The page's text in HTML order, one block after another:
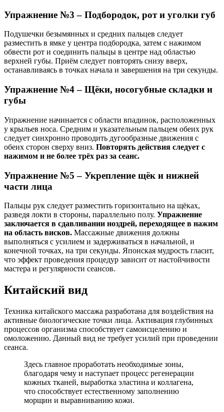
Упражнение №3 – Подбородок, рот и уголки губ
Подушечки безымянных и средних пальцев следует
разместить в ямке у центра подбородка, затем с нажимом
обвести рот и соединить пальцы в центре над областью
верхней губы. Приём следует повторять снизу вверх,
останавливаясь в точках начала и завершения на три секунды.
Упражнение №4 – Щёки, носогубные складки и
губы
Упражнение начинается с области впадинок, расположенных
у крыльев носа. Средним и указательным пальцем обеих рук
следует синхронно проводить дугообразные движения с
обеих сторон сверху вниз. Повторять действия следует с
нажимом и не более трёх раз за сеанс.
Упражнение №5 – Укрепление щёк и нижней
части лица
Пальцы рук следует разместить горизонтально на щёках,
разведя локти в стороны, параллельно полу. Упражнение
заключается в сдавливании ноздрей, переходящее в нажим
на область висков. Массажные движения должны
выполняться с усилием и задерживаться в начальной, и
конечной точках, на три секунды. Японская мудрость гласит,
что эффект проведения процедур зависит от настойчивости
мастера и регулярности сеансов.
Китайский вид
Техника китайского массажа разработана для воздействия на
активные биологические точки лица. Активация глубинных
процессов организма способствует самоисцелению и
омоложению. Данный вид не требует усилий при проведении
сеанса.
Здесь главное проработать необходимые зоны,
благодаря чему и наступает процесс регенерации
кожных тканей, выработка эластина и коллагена,
что способствует естественному заполнению
морщин и выравниванию кожи.